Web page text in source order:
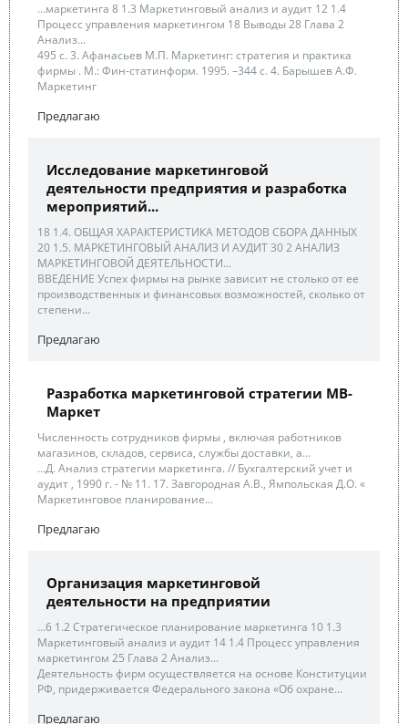
...маркетинга 8 1.3 Маркетинговый анализ и аудит 12 1.4
Процесс управления маркетингом 18 Выводы 28 Глава 2
Анализ...
495 с. 3. Афанасьев М.П. Маркетинг: стратегия и практика
фирмы . М.: Фин-статинформ. 1995. –344 с. 4. Барышев А.Ф.
Маркетинг
Предлагаю
Исследование маркетинговой
деятельности предприятия и разработка
мероприятий...
18 1.4. ОБЩАЯ ХАРАКТЕРИСТИКА МЕТОДОВ СБОРА ДАННЫХ
20 1.5. МАРКЕТИНГОВЫЙ АНАЛИЗ И АУДИТ 30 2 АНАЛИЗ
МАРКЕТИНГОВОЙ ДЕЯТЕЛЬНОСТИ...
ВВЕДЕНИЕ Успех фирмы на рынке зависит не столько от ее
производственных и финансовых возможностей, сколько от
степени...
Предлагаю
Разработка маркетинговой стратегии МВ-
Маркет
Численность сотрудников фирмы , включая работников
магазинов, складов, сервиса, службы доставки, а...
...Д. Анализ стратегии маркетинга. // Бухгалтерский учет и
аудит , 1990 г. - № 11. 17. Завгородная А.В., Ямпольская Д.О. «
Маркетинговое планирование...
Предлагаю
Организация маркетинговой
деятельности на предприятии
...6 1.2 Стратегическое планирование маркетинга 10 1.3
Маркетинговый анализ и аудит 14 1.4 Процесс управления
маркетингом 25 Глава 2 Анализ...
Деятельность фирм осуществляется на основе Конституции
РФ, придерживается Федерального закона «Об охране...
Предлагаю